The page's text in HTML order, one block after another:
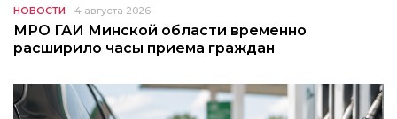
НОВОСТИ 4 августа 2026
МРО ГАИ Минской области временно
расширило часы приема граждан